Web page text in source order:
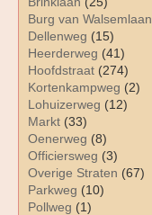
Burg van Walsemlaan
Dellenweg (15)
Heerderweg (41)
Hoofdstraat (274)
Kortenkampweg (2)
Lohuizerweg (12)
Markt (33)
Oenerweg (8)
Officiersweg (3)
Overige Straten (67)
Parkweg (10)
Pollweg (1)